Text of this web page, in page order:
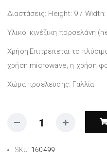
Διαστάσεις: Height: 9 /
Υλικό: κινέζικη πορσελάνη
Χρήση:Eπιτρέπεται το
χρήση microwave, η χρήση
Χώρα προέλευσης: Γαλλία
SKU: 160499